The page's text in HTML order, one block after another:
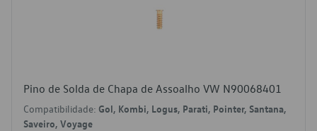
Pino de Solda de Chapa de Assoalho VW N90068401
Compatibilidade: Gol, Kombi, Logus, Parati, Pointer, Santana,
Saveiro, Voyage